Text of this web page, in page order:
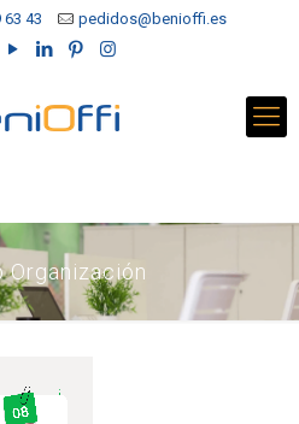
63 43 pedidos@benioffi.es
Organización